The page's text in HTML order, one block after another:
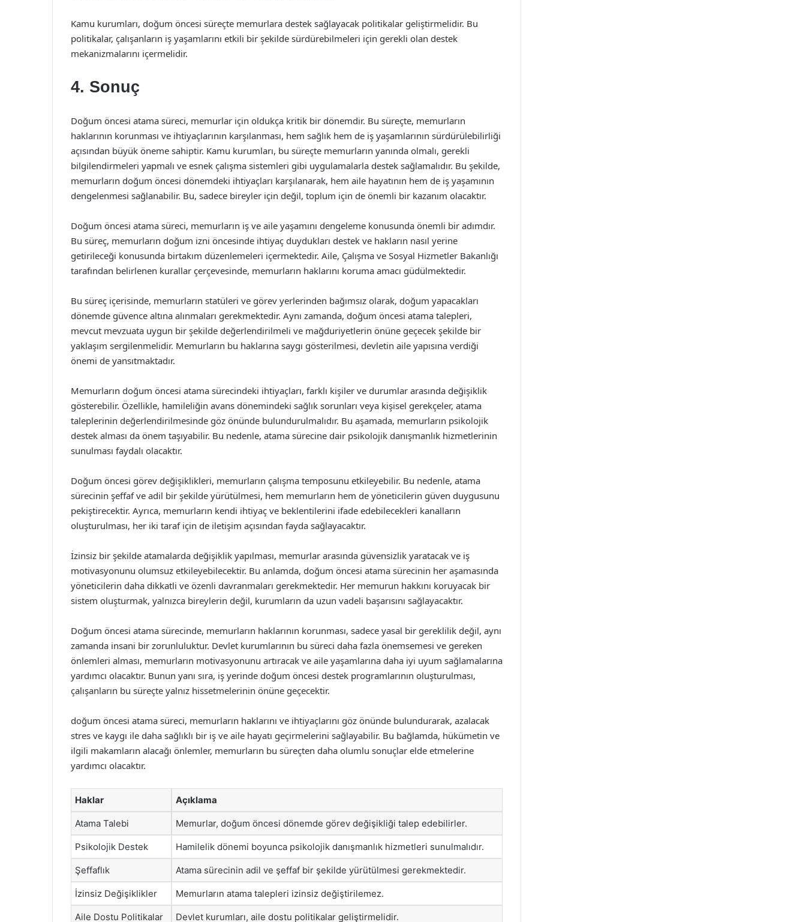
Kamu kurumları, doğum öncesi süreçte memurlara destek sağlayacak politikalar geliştirmelidir. Bu
politikalar, çalışanların iş yaşamlarını etkili bir şekilde sürdürebilmeleri için gerekli olan destek
mekanizmalarını içermelidir.
4. Sonuç
Doğum öncesi atama süreci, memurlar için oldukça kritik bir dönemdir. Bu süreçte, memurların
haklarının korunması ve ihtiyaçlarının karşılanması, hem sağlık hem de iş yaşamlarının sürdürülebilirliği
açısından büyük öneme sahiptir. Kamu kurumları, bu süreçte memurların yanında olmalı, gerekli
bilgilendirmeleri yapmalı ve esnek çalışma sistemleri gibi uygulamalarla destek sağlamalıdır. Bu şekilde,
memurların doğum öncesi dönemdeki ihtiyaçları karşılanarak, hem aile hayatının hem de iş yaşamının
dengelenmesi sağlanabilir. Bu, sadece bireyler için değil, toplum için de önemli bir kazanım olacaktır.
Doğum öncesi atama süreci, memurların iş ve aile yaşamını dengeleme konusunda önemli bir adımdır.
Bu süreç, memurların doğum izni öncesinde ihtiyaç duydukları destek ve hakların nasıl yerine
getirileceği konusunda birtakım düzenlemeleri içermektedir. Aile, Çalışma ve Sosyal Hizmetler Bakanlığı
tarafından belirlenen kurallar çerçevesinde, memurların haklarını koruma amacı güdülmektedir.
Bu süreç içerisinde, memurların statüleri ve görev yerlerinden bağımsız olarak, doğum yapacakları
dönemde güvence altına alınmaları gerekmektedir. Aynı zamanda, doğum öncesi atama talepleri,
mevcut mevzuata uygun bir şekilde değerlendirilmeli ve mağduriyetlerin önüne geçecek şekilde bir
yaklaşım sergilenmelidir. Memurların bu haklarına saygı gösterilmesi, devletin aile yapısına verdiği
önemi de yansıtmaktadır.
Memurların doğum öncesi atama sürecindeki ihtiyaçları, farklı kişiler ve durumlar arasında değişiklik
gösterebilir. Özellikle, hamileliğin avans dönemindeki sağlık sorunları veya kişisel gerekçeler, atama
taleplerinin değerlendirilmesinde göz önünde bulundurulmalıdır. Bu aşamada, memurların psikolojik
destek alması da önem taşıyabilir. Bu nedenle, atama sürecine dair psikolojik danışmanlık hizmetlerinin
sunulması faydalı olacaktır.
Doğum öncesi görev değişiklikleri, memurların çalışma temposunu etkileyebilir. Bu nedenle, atama
sürecinin şeffaf ve adil bir şekilde yürütülmesi, hem memurların hem de yöneticilerin güven duygusunu
pekiştirecektir. Ayrıca, memurların kendi ihtiyaç ve beklentilerini ifade edebilecekleri kanalların
oluşturulması, her iki taraf için de iletişim açısından fayda sağlayacaktır.
İzinsiz bir şekilde atamalarda değişiklik yapılması, memurlar arasında güvensizlik yaratacak ve iş
motivasyonunu olumsuz etkileyebilecektir. Bu anlamda, doğum öncesi atama sürecinin her aşamasında
yöneticilerin daha dikkatli ve özenli davranmaları gerekmektedir. Her memurun hakkını koruyacak bir
sistem oluşturmak, yalnızca bireylerin değil, kurumların da uzun vadeli başarısını sağlayacaktır.
Doğum öncesi atama sürecinde, memurların haklarının korunması, sadece yasal bir gereklilik değil, aynı
zamanda insani bir zorunluluktur. Devlet kurumlarının bu süreci daha fazla önemsemesi ve gereken
önlemleri alması, memurların motivasyonunu artıracak ve aile yaşamlarına daha iyi uyum sağlamalarına
yardımcı olacaktır. Bunun yanı sıra, iş yerinde doğum öncesi destek programlarının oluşturulması,
çalışanların bu süreçte yalnız hissetmelerinin önüne geçecektir.
doğum öncesi atama süreci, memurların haklarını ve ihtiyaçlarını göz önünde bulundurarak, azalacak
stres ve kaygı ile daha sağlıklı bir iş ve aile hayatı geçirmelerini sağlayabilir. Bu bağlamda, hükümetin ve
ilgili makamların alacağı önlemler, memurların bu süreçten daha olumlu sonuçlar elde etmelerine
yardımcı olacaktır.
Haklar Açıklama
Atama Talebi Memurlar, doğum öncesi dönemde görev değişikliği talep edebilirler.
Psikolojik Destek Hamilelik dönemi boyunca psikolojik danışmanlık hizmetleri sunulmalıdır.
Şeffaflık Atama sürecinin adil ve şeffaf bir şekilde yürütülmesi gerekmektedir.
İzinsiz Değişiklikler Memurların atama talepleri izinsiz değiştirilemez.
Aile Dostu Politikalar Devlet kurumları, aile dostu politikalar geliştirmelidir.